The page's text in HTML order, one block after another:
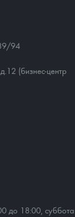
94
(бизнес-центр
до 18:00,